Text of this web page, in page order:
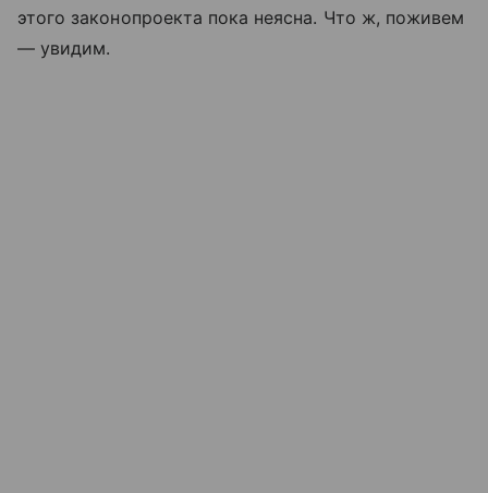
этого законопроекта пока неясна. Что ж, поживем
— увидим.